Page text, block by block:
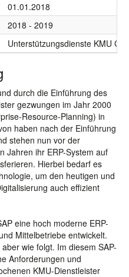
01.01.2018
2018 - 2019
Unterstützungsdienste KMU
durch die Einführung des
gezwungen im Jahr 2000
Resource-Planning) in
haben nach der Einführung
stehen nun vor der
Jahren ihr ERP-System auf
Hierbei bedarf es
um den heutigen und
auch effizient
eine hoch moderne ERP-
Mittelbetriebe entwickelt.
wie folgt. Im diesem SAP-
Anforderungen und
KMU-Dienstleister